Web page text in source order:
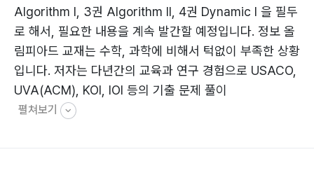
Algorithm I, 3권 Algorithm II, 4권 Dynamic I 을 필두
로 해서, 필요한 내용을 계속 발간할 예정입니다. 정보 올
림피아드 교재는 수학, 과학에 비해서 턱없이 부족한 상황
입니다. 저자는 다년간의 교육과 연구 경험으로 USACO,
UVA(ACM), KOI, IOI 등의 기출 문제 풀이
펼쳐보기